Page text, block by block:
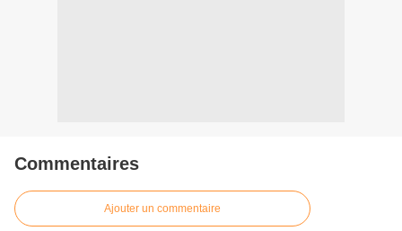
Commentaires
Ajouter un commentaire